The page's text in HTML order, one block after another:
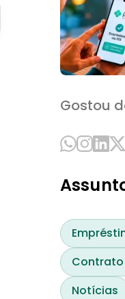
Gostou
Contrato
Notícias